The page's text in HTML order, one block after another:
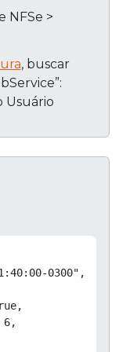
NFSe >
, buscar
Usuário
0300",
6,